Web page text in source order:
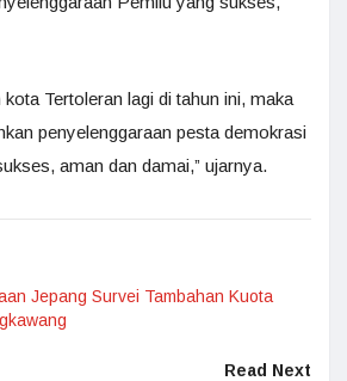
kota Tertoleran lagi di tahun ini, maka
penyelenggaraan pesta demokrasi
aman dan damai,” ujarnya.
Jepang Survei Tambahan Kuota
Read Next